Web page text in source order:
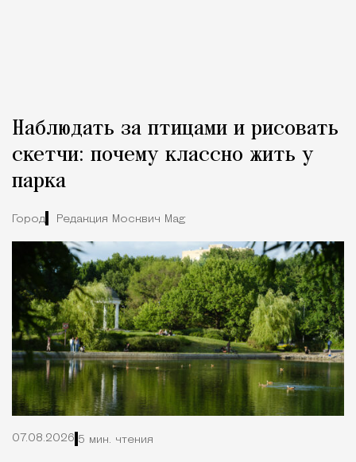
Наблюдать за птицами и рисовать
скетчи: почему классно жить у
парка
Город Редакция Москвич Mag
07.08.2026 5 мин. чтения